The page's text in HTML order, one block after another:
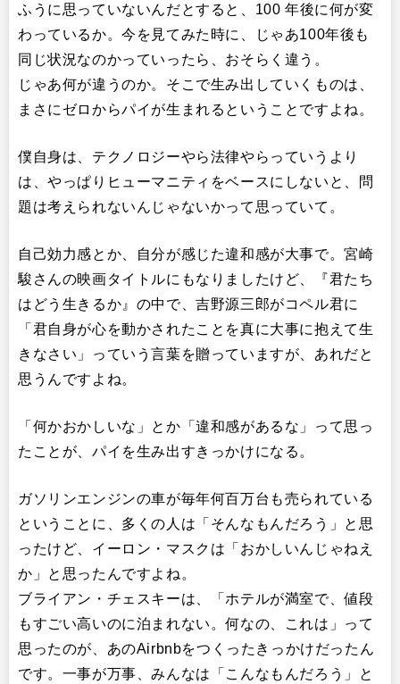
ふうに思っていないんだとすると、100 年後に何が変
わっているか。今を見てみた時に、じゃあ100年後も
同じ状況なのかっていったら、おそらく違う。
じゃあ何が違うのか。そこで生み出していくものは、
まさにゼロからパイが生まれるということですよね。
僕自身は、テクノロジーやら法律やらっていうより
は、やっぱりヒューマニティをベースにしないと、問
題は考えられないんじゃないかって思っていて。
自己効力感とか、自分が感じた違和感が大事で。宮崎
駿さんの映画タイトルにもなりましたけど、『君たち
はどう生きるか』の中で、吉野源三郎がコペル君に
「君自身が心を動かされたことを真に大事に抱えて生
きなさい」っていう言葉を贈っていますが、あれだと
思うんですよね。
「何かおかしいな」とか「違和感があるな」って思っ
たことが、パイを生み出すきっかけになる。
ガソリンエンジンの車が毎年何百万台も売られている
ということに、多くの人は「そんなもんだろう」と思
ったけど、イーロン・マスクは「おかしいんじゃねえ
か」と思ったんですよね。
ブライアン・チェスキーは、「ホテルが満室で、値段
もすごい高いのに泊まれない。何なの、これは」って
思ったのが、あのAirbnbをつくったきっかけだったん
です。一事が万事、みんなは「こんなもんだろう」と